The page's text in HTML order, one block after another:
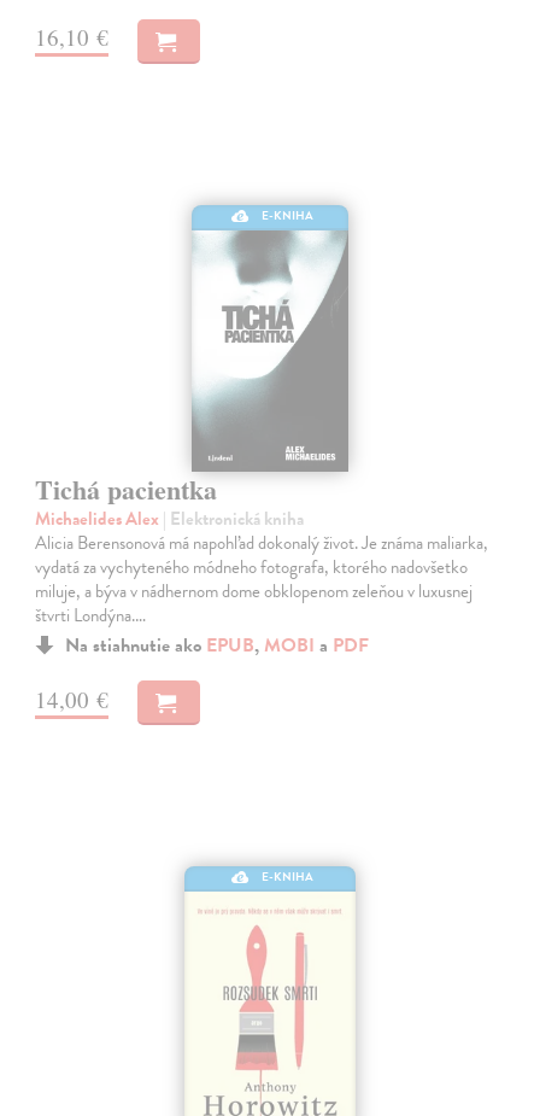
16,10 €
E-KNIHA
Tichá pacientka
Michaelides Alex | Elektronická kniha
Alicia Berensonová má napohľad dokonalý život. Je známa maliarka,
vydatá za vychyteného módneho fotografa, ktorého nadovšetko
miluje, a býva v nádhernom dome obklopenom zeleňou v luxusnej
štvrti Londýna.…
Na stiahnutie ako EPUB, MOBI a PDF
14,00 €
E-KNIHA